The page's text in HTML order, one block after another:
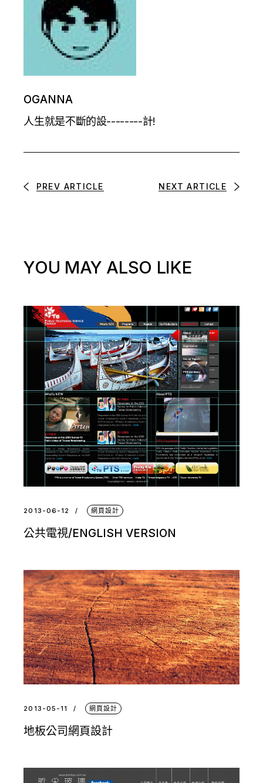
OGANNA
人生就是不斷的設--------計!
PREV ARTICLE NEXT ARTICLE
YOU MAY ALSO LIKE
2013-06-12 網頁設計
公共電視/ENGLISH VERSION
2013-05-11 網頁設計
地板公司網頁設計